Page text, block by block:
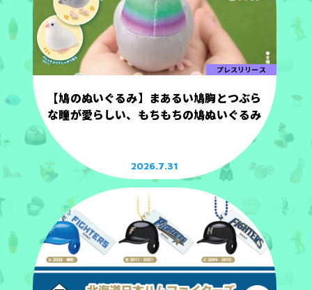
プレスリリース
【鳩のぬいぐるみ】まあるい鳩胸とつぶら
な瞳が愛らしい、もちもちの鳩ぬいぐるみ
2026.7.31